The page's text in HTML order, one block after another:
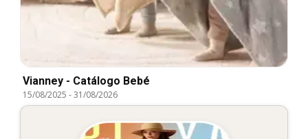
Vianney - Catálogo Bebé
15/08/2025 -31/08/2026